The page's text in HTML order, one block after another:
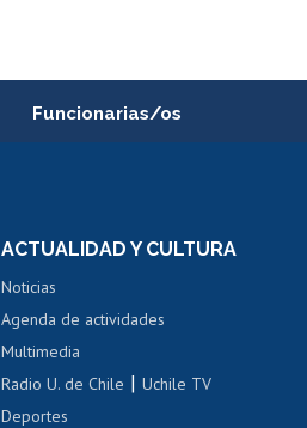
Funcionarias/os
Portal de movilidad interna
Certificado de renta
Certificado de renta
ACTUALIDAD Y CULTURA
Noticias
Agenda de actividades
Multimedia
Radio U. de Chile |Uchile TV
Deportes